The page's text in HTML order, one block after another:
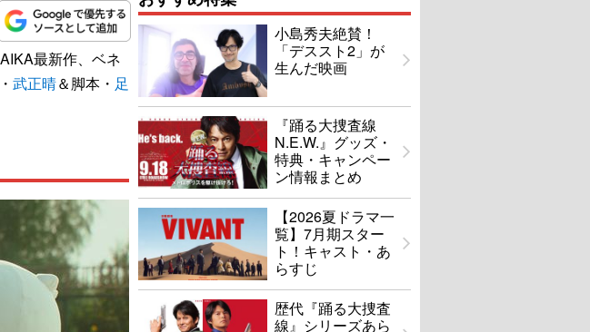
最新作、ベネ
武正晴＆脚本・ 足
小島秀夫絶賛！
「デススト2」が
生んだ映画
『踊る大捜査線
N.E.W.』グッズ・
特典・キャンペー
ン情報まとめ
【2026夏ドラマ一
覧】7月期スター
ト！キャスト・あ
らすじ
歴代『踊る大捜査
線』シリーズあら